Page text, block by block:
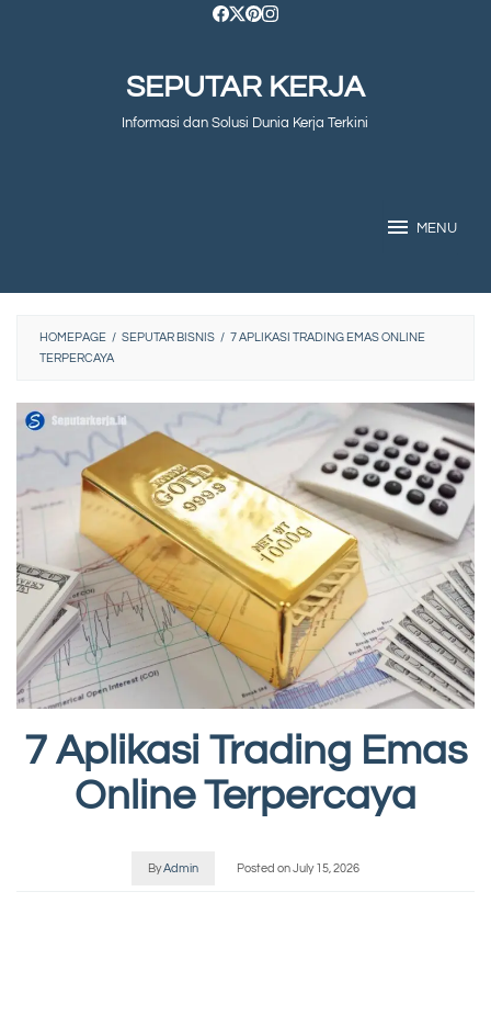
SEPUTAR KERJA
Informasi dan Solusi Dunia Kerja Terkini
MENU
HOMEPAGE / SEPUTAR BISNIS / 7 APLIKASI TRADING EMAS ONLINE
TERPERCAYA
7 Aplikasi Trading Emas
Online Terpercaya
ByAdmin Posted onJuly 15, 2026